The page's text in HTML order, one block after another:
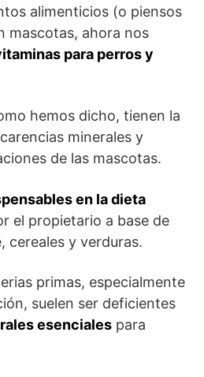
alimenticios (o piensos
mascotas, ahora nos
para perros y
hemos dicho, tienen la
minerales y
de las mascotas.
en la dieta
el propietario a base de
cereales y verduras.
primas, especialmente
suelen ser deficientes
esenciales para